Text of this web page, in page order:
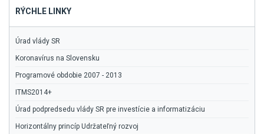
RÝCHLE LINKY
Úrad vlády SR
Koronavírus na Slovensku
Programové obdobie 2007 - 2013
ITMS2014+
Úrad podpredsedu vlády SR pre investície a informatizáciu
Horizontálny princíp Udržateľný rozvoj